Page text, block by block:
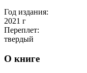
Год издания:
2021 г
Переплет:
твердый
О книге